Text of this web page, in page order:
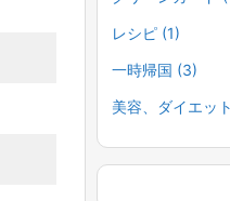
レシピ (1)
一時帰国 (3)
美容、ダイエット